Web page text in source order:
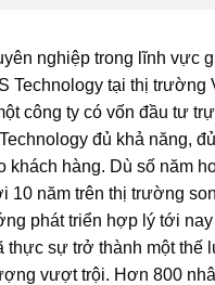
nghiệp trong lĩnh vực
Technology tại thị trường
công ty có vốn đầu tư
đủ khả năng,
khách hàng. Dù số năm
10 năm trên thị trường
phát triển hợp lý tới nay
thực sự trở thành một thế
vượt trội. Hơn 800